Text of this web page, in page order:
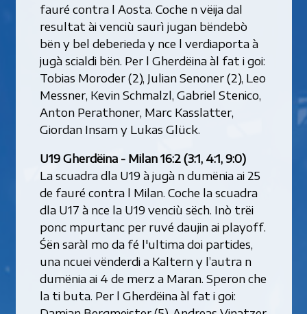
fauré contra l Aosta. Coche n vëija dal
resultat ài venciù saurì jugan bëndebò
bën y bel deberieda y nce l verdiaporta à
jugà scialdi bën. Per l Gherdëina àl fat i goi:
Tobias Moroder (2), Julian Senoner (2), Leo
Messner, Kevin Schmalzl, Gabriel Stenico,
Anton Perathoner, Marc Kasslatter,
Giordan Insam y Lukas Glück.
U19 Gherdëina - Milan 16:2 (3:1, 4:1, 9:0)
La scuadra dla U19 à jugà n dumënia ai 25
de fauré contra l Milan. Coche la scuadra
dla U17 à nce la U19 venciù sëch. Inò trëi
ponc mpurtanc per ruvé daujin ai playoff.
Śën saràl mo da fé l'ultima doi partides,
una ncuei vënderdi a Kaltern y l’autra n
dumënia ai 4 de merz a Maran. Speron che
la ti buta. Per l Gherdëina àl fat i goi: